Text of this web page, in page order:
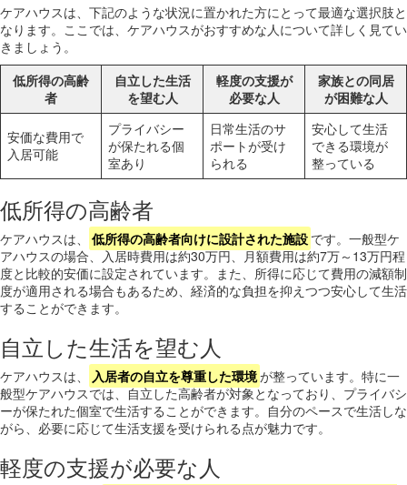
ケアハウスは、下記のような状況に置かれた方にとって最適な選択肢と
なります。ここでは、ケアハウスがおすすめな人について詳しく見てい
きましょう。
低所得の高齢
者
自立した生活
を望む人
軽度の支援が
必要な人
家族との同居
が困難な人
安価な費用で
入居可能
プライバシー
が保たれる個
室あり
日常生活のサ
ポートが受け
られる
安心して生活
できる環境が
整っている
低所得の高齢者
ケアハウスは、 低所得の高齢者向けに設計された施設 です。一般型ケ
アハウスの場合、入居時費用は約30万円、月額費用は約7万～13万円程
度と比較的安価に設定されています。また、所得に応じて費用の減額制
度が適用される場合もあるため、経済的な負担を抑えつつ安心して生活
することができます。
自立した生活を望む人
ケアハウスは、 入居者の自立を尊重した環境が整っています。特に一
般型ケアハウスでは、自立した高齢者が対象となっており、プライバシ
ーが保たれた個室で生活することができます。自分のペースで生活しな
がら、必要に応じて生活支援を受けられる点が魅力です。
軽度の支援が必要な人